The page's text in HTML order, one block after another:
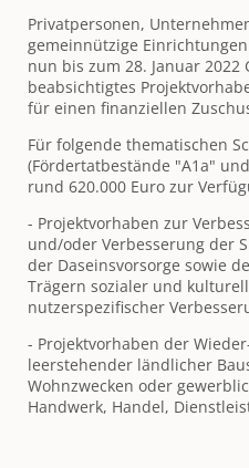
Privatpersonen,
gemeinnützige
nun bis zum 28. Januar 2022
beabsichtigtes
für einen finanziellen
Für folgende thematischen
(Fördertatbestände "A1a"
rund 620.000 Euro zur
- Projektvorhaben zur
und/oder Verbesserung der
der Daseinsvorsorge sowie
Trägern sozialer und
nutzerspezifischer
- Projektvorhaben der
leerstehender ländlicher
Wohnzwecken oder
Handwerk, Handel,